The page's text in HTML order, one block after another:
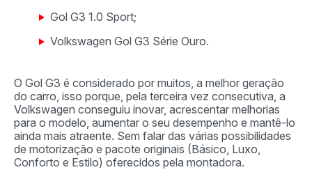
Gol G3 1.0 Sport;
Volkswagen Gol G3 Série Ouro.
O Gol G3 é considerado por muitos, a melhor geração
do carro, isso porque, pela terceira vez consecutiva, a
Volkswagen conseguiu inovar, acrescentar melhorias
para o modelo, aumentar o seu desempenho e mantê-lo
ainda mais atraente. Sem falar das várias possibilidades
de motorização e pacote originais (Básico, Luxo,
Conforto e Estilo) oferecidos pela montadora.